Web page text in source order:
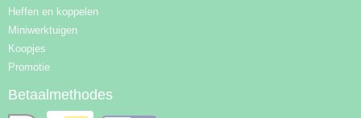
Heffen en koppelen
Miniwerktuigen
Koopjes
Promotie
Betaalmethodes